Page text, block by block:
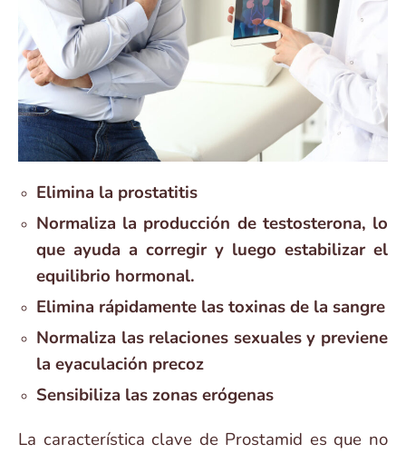
Elimina la prostatitis
Normaliza la producción de testosterona, lo
que ayuda a corregir y luego estabilizar el
equilibrio hormonal.
Elimina rápidamente las toxinas de la sangre
Normaliza las relaciones sexuales y previene
la eyaculación precoz
Sensibiliza las zonas erógenas
La característica clave de Prostamid es que no